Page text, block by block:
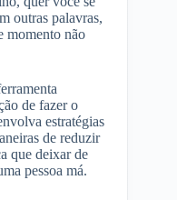
outras palavras,
momento não
de fazer o
estratégias
de reduzir
que deixar de
pessoa má.